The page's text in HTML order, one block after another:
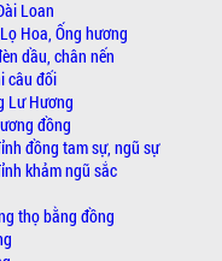
Loan
Hoa, Ống hương
dầu, chân nến
câu đối
Lư Hương
đồng
đồng tam sự, ngũ sự
khảm ngũ sắc
thọ bằng đồng